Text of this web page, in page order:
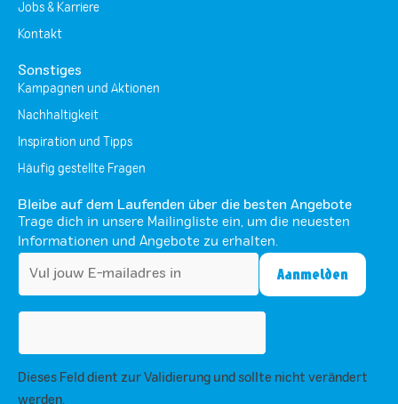
Jobs & Karriere
Kontakt
Sonstiges
Kampagnen und Aktionen
Nachhaltigkeit
Inspiration und Tipps
Häufig gestellte Fragen
Bleibe auf dem Laufenden über die besten Angebote
Trage dich in unsere Mailingliste ein, um die neuesten
Informationen und Angebote zu erhalten.
Dieses Feld dient zur Validierung und sollte nicht verändert
werden.